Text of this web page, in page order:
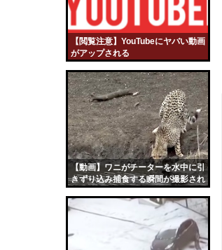
【閲覧注意】YouTubeにヤバい動画
がアップされる
【動画】ワニがチーターを水中に引
きずり込み捕食する瞬間が撮影され